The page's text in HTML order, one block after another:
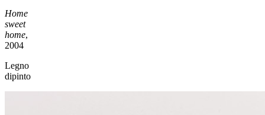
Home
sweet
home,
2004
Legno
dipinto